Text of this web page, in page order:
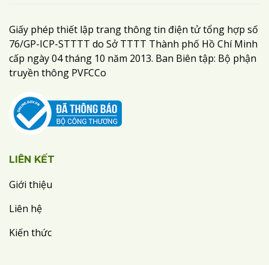
Giấy phép thiết lập trang thông tin điện tử tổng hợp số
76/GP-ICP-STTTT do Sở TTTT Thành phố Hồ Chí Minh
cấp ngày 04 tháng 10 năm 2013. Ban Biên tập: Bộ phận
truyền thông PVFCCo
LIÊN KẾT
Giới thiệu
Liên hệ
Kiến thức